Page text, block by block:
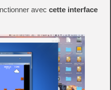
avec cette interface